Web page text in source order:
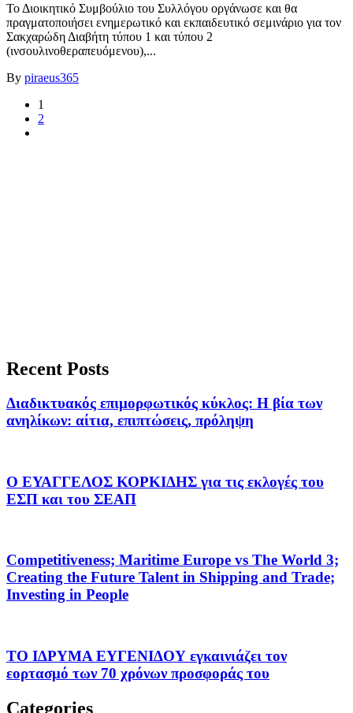
Το Διοικητικό Συμβούλιο του Συλλόγου οργάνωσε και θα
πραγματοποιήσει ενημερωτικό και εκπαιδευτικό σεμινάριο για τον
Σακχαρώδη Διαβήτη τύπου 1 και τύπου 2
(ινσουλινοθεραπευόμενου),...
By piraeus365
1
2
Recent Posts
Διαδικτυακός επιμορφωτικός κύκλος: Η βία των
ανηλίκων: αίτια, επιπτώσεις, πρόληψη
Ο ΕΥΑΓΓΕΛΟΣ ΚΟΡΚΙΔΗΣ για τις εκλογές του
ΕΣΠ και του ΣΕΑΠ
Competitiveness; Maritime Europe vs The World 3;
Creating the Future Talent in Shipping and Trade;
Investing in People
ΤΟ ΙΔΡΥΜΑ ΕΥΓΕΝΙΔΟΥ εγκαινιάζει τον
εορτασμό των 70 χρόνων προσφοράς του
Categories